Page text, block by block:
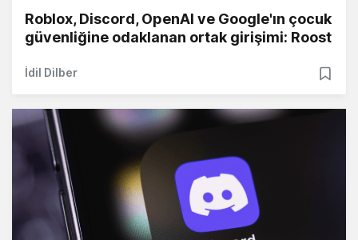
Roblox, Discord, OpenAI ve Google'ın çocuk
güvenliğine odaklanan ortak girişimi: Roost
İdil Dilber